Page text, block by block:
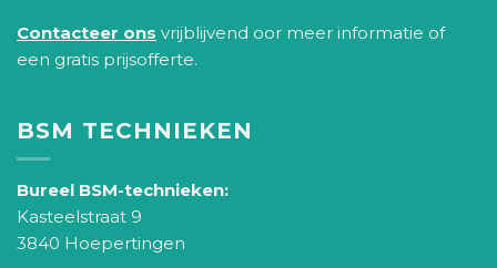
Contacteer ons vrijblijvend oor meer informatie of
een gratis prijsofferte.
BSM TECHNIEKEN
Bureel BSM-technieken:
Kasteelstraat 9
3840 Hoepertingen